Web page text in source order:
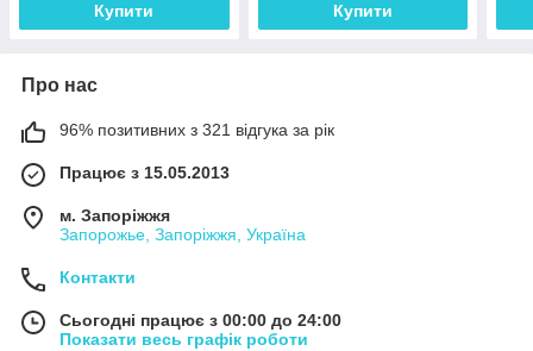
Купити Купити
Про нас
96% позитивних з 321 відгука за рік
Працює з 15.05.2013
м. Запоріжжя
Запорожье, Запоріжжя, Україна
Контакти
Сьогодні працює з 00:00 до 24:00
Показати весь графік роботи